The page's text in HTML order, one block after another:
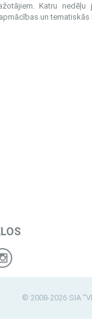
Katru
un
© 2008-2026 SIA